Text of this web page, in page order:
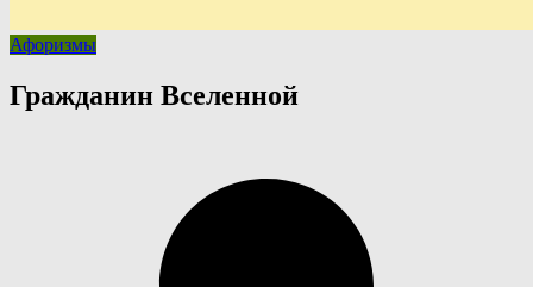
Афоризмы
Гражданин Вселенной